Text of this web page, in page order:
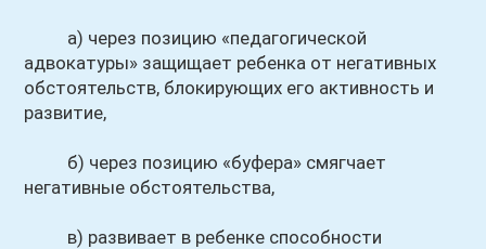
а) через позицию «педагогической
адвокатуры» защищает ребенка от негативных
обстоятельств, блокирующих его активность и
развитие,
б) через позицию «буфера» смягчает
негативные обстоятельства,
в) развивает в ребенке способности